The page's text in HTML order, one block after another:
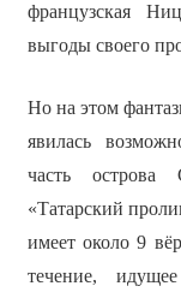
французская
выгоды своего
Но на этом
явилась
часть острова
«Татарский
имеет около 9
течение,